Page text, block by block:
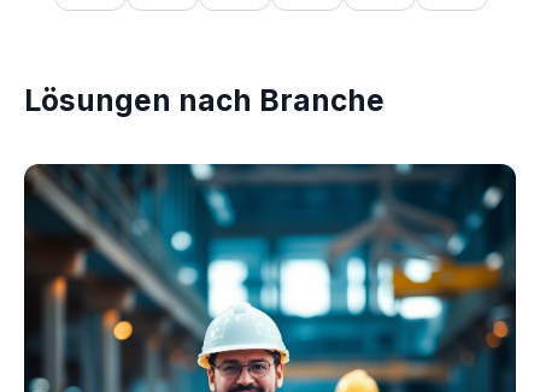
Lösungen nach Branche